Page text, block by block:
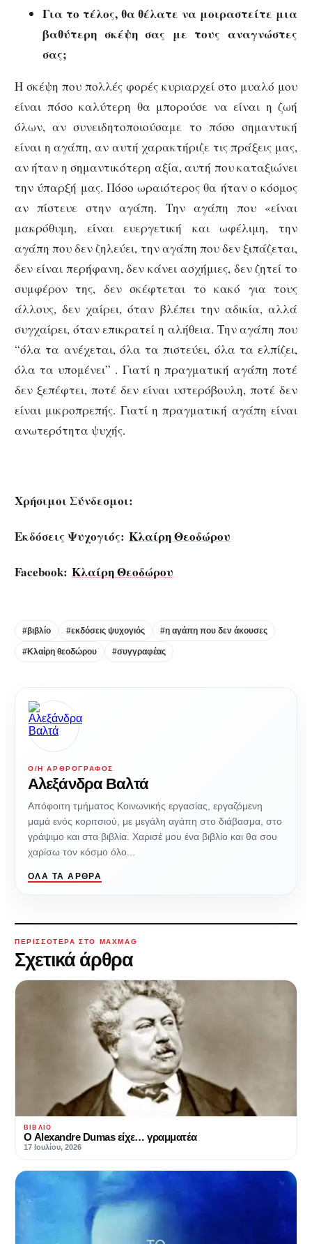
Για το τέλος, θα θέλατε να μοιραστείτε μια
βαθύτερη σκέψη σας με τους αναγνώστες
σας;
Η σκέψη που πολλές φορές κυριαρχεί στο μυαλό μου
είναι πόσο καλύτερη θα μπορούσε να είναι η ζωή
όλων, αν συνειδητοποιούσαμε το πόσο σημαντική
είναι η αγάπη, αν αυτή χαρακτήριζε τις πράξεις μας,
αν ήταν η σημαντικότερη αξία, αυτή που καταξιώνει
την ύπαρξή μας. Πόσο ωραιότερος θα ήταν ο κόσμος
αν πίστευε στην αγάπη. Την αγάπη που «είναι
μακρόθυμη, είναι ευεργετική και ωφέλιμη, την
αγάπη που δεν ζηλεύει, την αγάπη που δεν ξιπάζεται,
δεν είναι περήφανη, δεν κάνει ασχήμιες, δεν ζητεί το
συμφέρον της, δεν σκέφτεται το κακό για τους
άλλους, δεν χαίρει, όταν βλέπει την αδικία, αλλά
συγχαίρει, όταν επικρατεί η αλήθεια. Την αγάπη που
“όλα τα ανέχεται, όλα τα πιστεύει, όλα τα ελπίζει,
όλα τα υπομένει” . Γιατί η πραγματική αγάπη ποτέ
δεν ξεπέφτει, ποτέ δεν είναι υστερόβουλη, ποτέ δεν
είναι μικροπρεπής. Γιατί η πραγματική αγάπη είναι
ανωτερότητα ψυχής.
Χρήσιμοι Σύνδεσμοι:
Εκδόσεις Ψυχογιός: Κλαίρη Θεοδώρου
Facebook: Κλαίρη Θεοδώρου
#βιβλίο #εκδόσεις ψυχογιός #η αγάπη που δεν άκουσες
#Κλαίρη θεοδώρου #συγγραφέας
Ο/Η ΑΡΘΡΟΓΡΆΦΟΣ
Αλεξάνδρα Βαλτά
Απόφοιτη τμήματος Κοινωνικής εργασίας, εργαζόμενη
μαμά ενός κοριτσιού, με μεγάλη αγάπη στο διάβασμα, στο
γράψιμο και στα βιβλία. Χαρισέ μου ένα βιβλίο και θα σου
χαρίσω τον κόσμο όλο...
ΌΛΑ ΤΑ ΆΡΘΡΑ
ΠΕΡΙΣΣΌΤΕΡΑ ΣΤΟ MAXMAG
Σχετικά άρθρα
ΒΙΒΛΊΟ
Ο Alexandre Dumas είχε… γραμματέα
17 Ιουλίου, 2026